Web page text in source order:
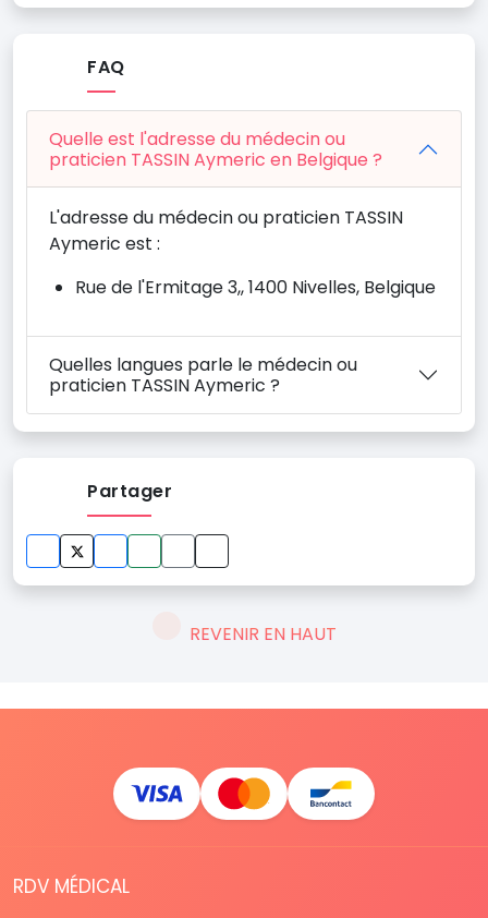
FAQ
Quelle est l'adresse du médecin ou
praticien TASSIN Aymeric en Belgique ?
L'adresse du médecin ou praticien TASSIN
Aymeric est :
Rue de l'Ermitage 3,, 1400 Nivelles, Belgique
Quelles langues parle le médecin ou
praticien TASSIN Aymeric ?
Partager
REVENIR EN HAUT
RDV MÉDICAL